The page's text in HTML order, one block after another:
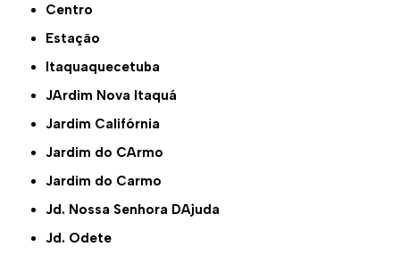
Centro
Estação
Itaquaquecetuba
JArdim Nova Itaquá
Jardim Califórnia
Jardim do CArmo
Jardim do Carmo
Jd. Nossa Senhora DAjuda
Jd. Odete